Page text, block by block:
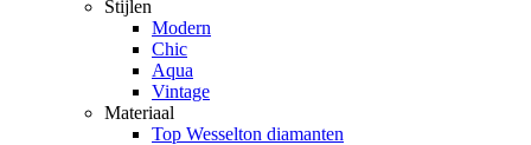
Stijlen
Modern
Chic
Aqua
Vintage
Materiaal
Top Wesselton diamanten